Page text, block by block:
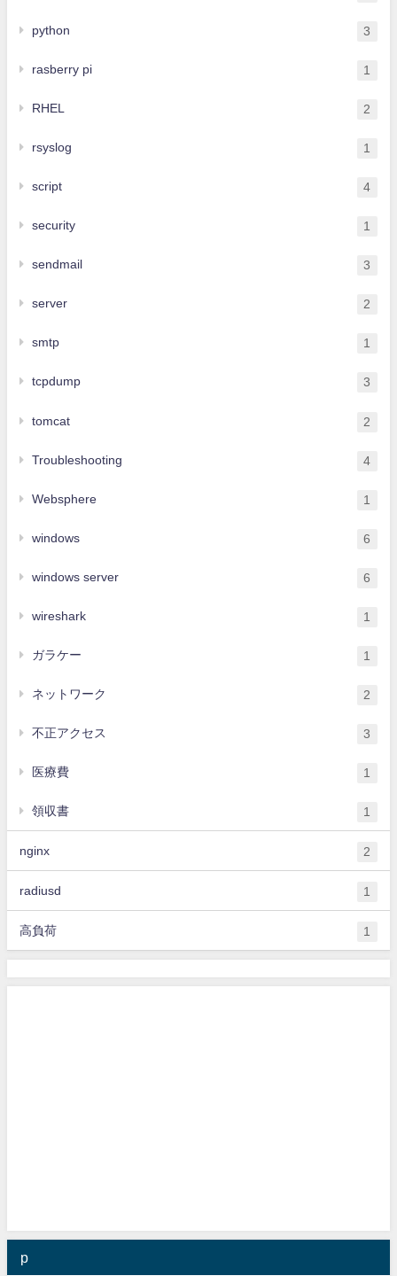
python 3
rasberry pi 1
RHEL 2
rsyslog 1
script 4
security 1
sendmail 3
server 2
smtp 1
tcpdump 3
tomcat 2
Troubleshooting 4
Websphere 1
windows 6
windows server 6
wireshark 1
ガラケー 1
ネットワーク 2
不正アクセス 3
医療費 1
領収書 1
nginx 2
radiusd 1
高負荷 1
p